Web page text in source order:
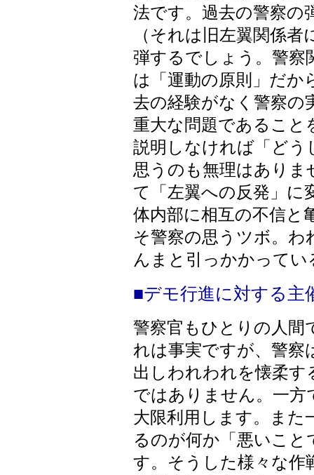
法です。過去の警察の
（それは旧左翼関係
弾するでしょう。警察
は「運動の原則」だか
去の経験がなく警察の
重大な問題であること
説明しなければ「どう
思うのも無理はあり
て「左翼への反発」に
体内部に相互の不信と
そ警察の思うツボ。わ
んまと引っかかって
■デモ行進に対する主
警察官もひとりの人間
れは事実ですが、警察
出しわれわれを懐柔
ではありません。一方
大限利用します。また
るのが何か「悪いこ
す。そうした様々な作